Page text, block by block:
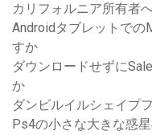
カリフォルニア所有者
Androidタブレットでの
すか
ダウンロードせずに
か
ダンビルイルシェイプ
Ps4の小さな大きな惑